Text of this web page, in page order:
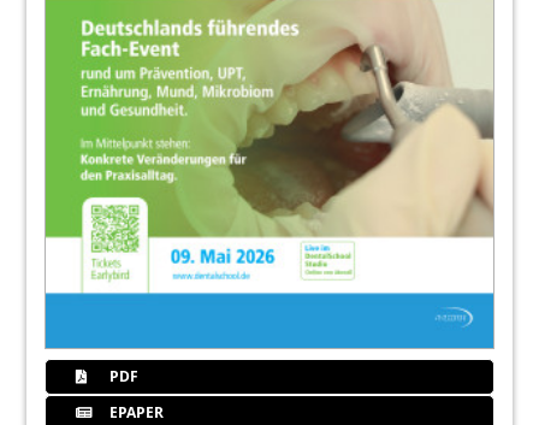
PDF
EPAPER